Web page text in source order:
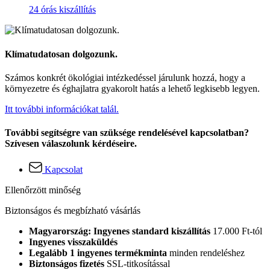
24 órás kiszállítás
Klímatudatosan dolgozunk.
Számos konkrét ökológiai intézkedéssel járulunk hozzá, hogy a
környezetre és éghajlatra gyakorolt hatás a lehető legkisebb legyen.
Itt további információkat talál.
További segítségre van szüksége rendelésével kapcsolatban?
Szívesen válaszolunk kérdéseire.
Kapcsolat
Ellenőrzött minőség
Biztonságos és megbízható vásárlás
Magyarország: Ingyenes standard kiszállítás 17.000 Ft-tól
Ingyenes visszaküldés
Legalább 1 ingyenes termékminta minden rendeléshez
Biztonságos fizetés SSL-titkosítással